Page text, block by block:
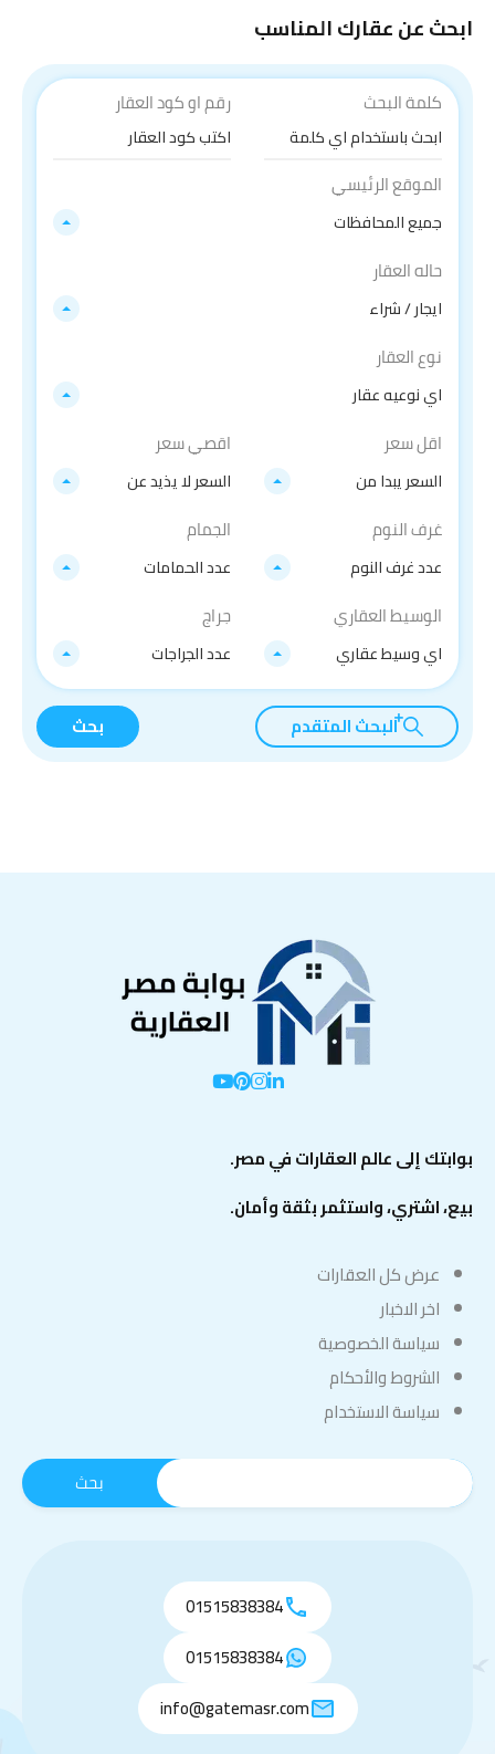
ابحث عن عقارك المناسب
كلمة البحث رقم او كود العقار
الموقع الرئيسي
جميع المحافظات
حاله العقار
ايجار / شراء
نوع العقار
اي نوعيه عقار
اقل سعر
السعر يبدا من
اقصي سعر
السعر لا يذيد عن
غرف النوم
عدد غرف النوم
الجمام
عدد الحمامات
الوسيط العقاري
اي وسيط عقاري
جراج
عدد الجراجات
البحث المتقدم بحث
بوابتك إلى عالم العقارات في مصر.
بيع، اشتري، واستثمر بثقة وأمان.
عرض كل العقارات
اخر الاخبار
سياسة الخصوصية
الشروط والأحكام
سياسة الاستخدام
01515838384
01515838384
info@gatemasr.com